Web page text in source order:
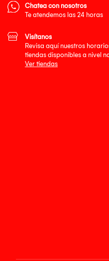
HDMI
Chatea con nosotros
Te atendemos las 24 horas
Visítanos
Revisa aquí nuestros
tiendas disponibles a nivel
Ver tiendas